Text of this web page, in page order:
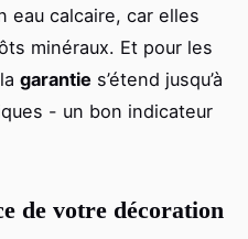
eau calcaire, car elles
minéraux. Et pour les
garantie s’étend jusqu’à
- un bon indicateur
de votre décoration